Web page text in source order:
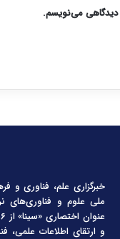
دیدگاهی می‌نویسم.
خبرگزاری علم، فناوری و
ملی علوم و فناوری‌های
و ارتقای اطلاعات علمی،